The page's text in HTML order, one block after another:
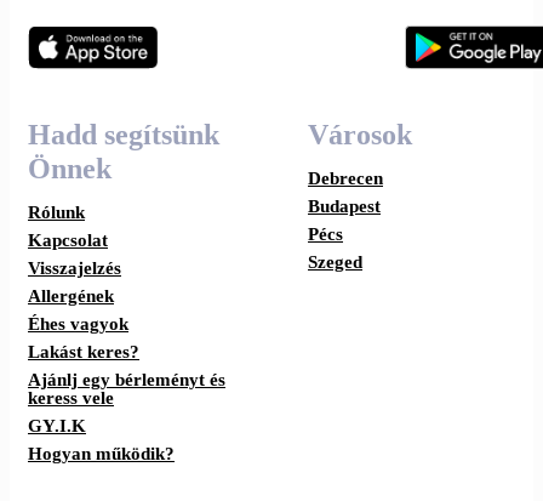
Hadd segítsünk
Önnek
Rólunk
Kapcsolat
Visszajelzés
Allergének
Éhes vagyok
Lakást keres?
Ajánlj egy bérleményt és
keress vele
GY.I.K
Hogyan működik?
Városok
Debrecen
Budapest
Pécs
Szeged